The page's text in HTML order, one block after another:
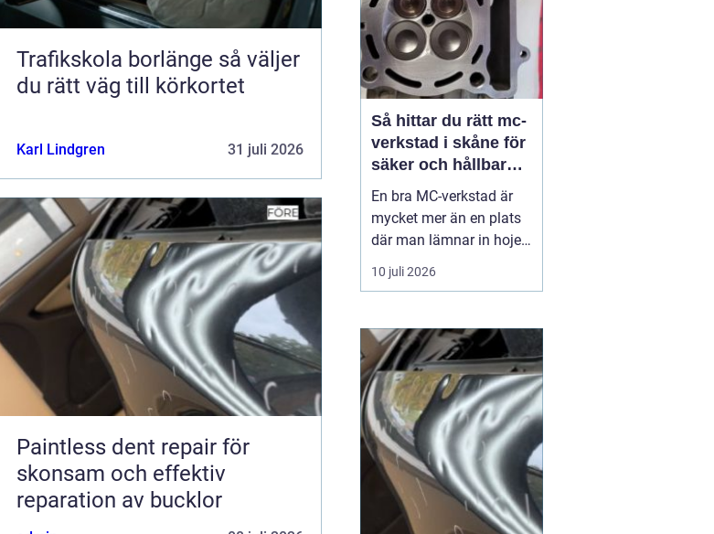
Trafikskola borlänge så väljer
du rätt väg till körkortet
Karl Lindgren 31 juli 2026
Paintless dent repair för
skonsam och effektiv
reparation av bucklor
Så hittar du rätt mc-
verkstad i skåne för
säker och hållbar
körning
En bra MC-verkstad är
mycket mer än en plats
där man lämnar in hojen
när något går sönder.
För många förare i
trygghet, säkerhet och
körglädje under lång tid
framöver. En
genomtänkt serviceplan
förlänger livslängden på
motorcykel...
10 juli 2026